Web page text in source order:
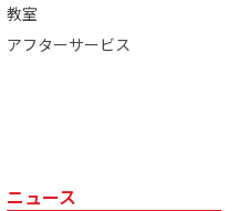
教室
アフターサービス
ニュース